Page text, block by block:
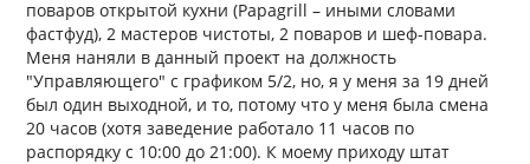
поваров открытой кухни (Papagrill – иными словами
фастфуд), 2 мастеров чистоты, 2 поваров и шеф-повара.
Меня наняли в данный проект на должность
"Управляющего" с графиком 5/2, но, я у меня за 19 дней
был один выходной, и то, потому что у меня была смена
20 часов (хотя заведение работало 11 часов по
распорядку с 10:00 до 21:00). К моему приходу штат